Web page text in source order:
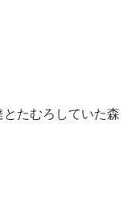
たむろしていた森